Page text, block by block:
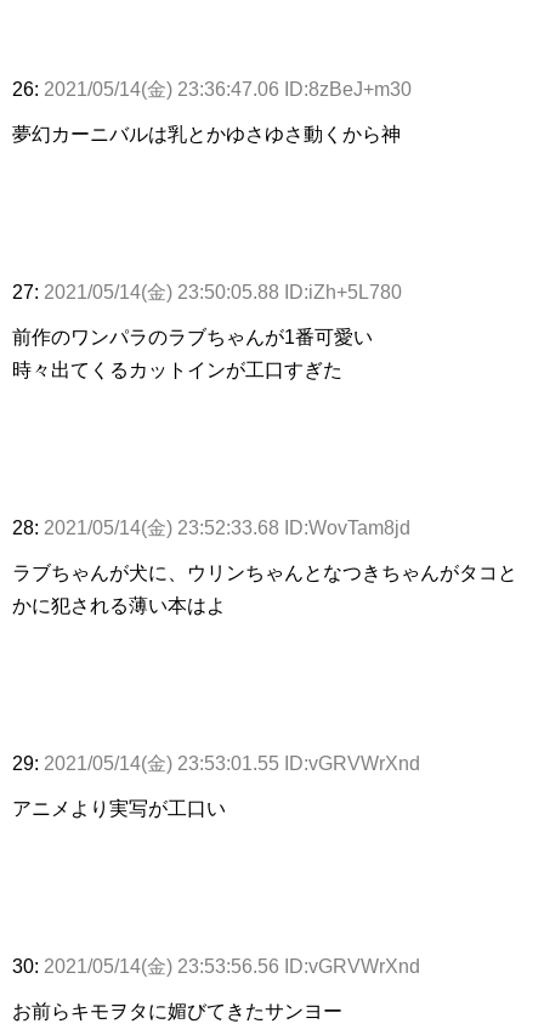
26: 2021/05/14(金) 23:36:47.06 ID:8zBeJ+m30
夢幻カーニバルは乳とかゆさゆさ動くから神
27: 2021/05/14(金) 23:50:05.88 ID:iZh+5L780
前作のワンパラのラブちゃんが1番可愛い
時々出てくるカットインが工口すぎた
28: 2021/05/14(金) 23:52:33.68 ID:WovTam8jd
ラブちゃんが犬に、ウリンちゃんとなつきちゃんがタコと
かに犯される薄い本はよ
29: 2021/05/14(金) 23:53:01.55 ID:vGRVWrXnd
アニメより実写が工口い
30: 2021/05/14(金) 23:53:56.56 ID:vGRVWrXnd
お前らキモヲタに媚びてきたサンヨー